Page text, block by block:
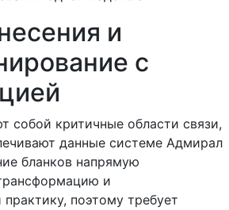
и
с
собой критичные области связи,
данные системе Адмирал
бланков напрямую
и
практику, поэтому требует